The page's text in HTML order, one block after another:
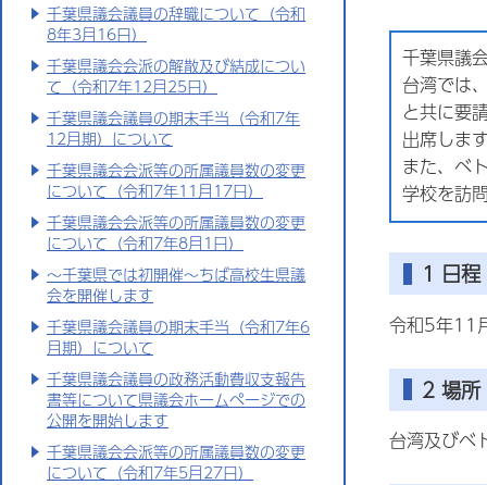
千葉県議会議員の辞職について（令和
8年3月16日）
千葉県議会会派の解散及び結成につい
て（令和7年12月25日）
千葉県議会議員の期末手当（令和7年
12月期）について
千葉県議会会派等の所属議員数の変更
について（令和7年11月17日）
千葉県議会会派等の所属議員数の変更
について（令和7年8月1日）
～千葉県では初開催～ちば高校生県議
会を開催します
千葉県議会議員の期末手当（令和7年6
月期）について
千葉県議会議員の政務活動費収支報告
書等について県議会ホームぺージでの
公開を開始します
千葉県議会会派等の所属議員数の変更
について（令和7年5月27日）
千葉県議
台湾では
と共に要
出席しま
また、ベ
学校を訪
1 日程
令和5年11
2 場所
台湾及びベ